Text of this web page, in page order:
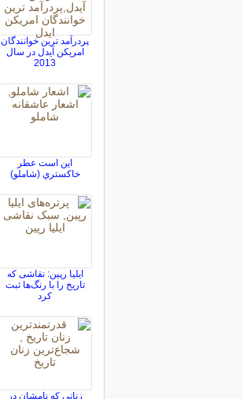
پردرآمد ترین خوانندگان
امریکن آیدل در سال
2013
اين است عطر
خاکستري (شاملو)
ایلیا رپین: نقاشی که
تاریخ را با رنگ‌ها ثبت
کرد
زنانی که نامشان در